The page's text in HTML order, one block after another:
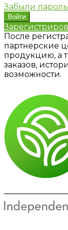
Забыли
После
партнерские
продукцию, а
заказов,
возможности.